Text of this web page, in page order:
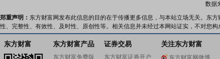
数据
郑重声明： 东方财富网发布此信息的目的在于传播更多信息，与本站立场无关。东
性、完整性、有效性、及时性、原创性等。相关信息并未经过本网站证实，不对您
东方财富 东方财富产品
东方财富免费版
证券交易
东方财富证券开户
关注东方财富
东方财富网微博